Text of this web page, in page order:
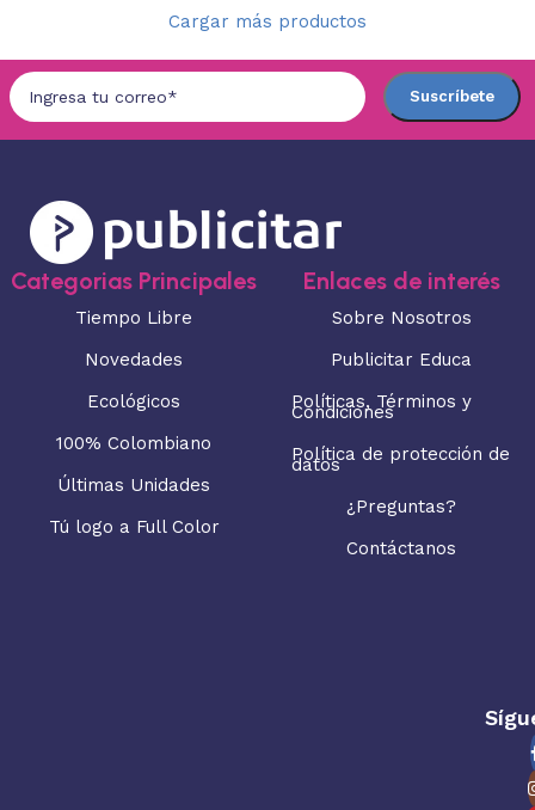
Cargar más productos
Categorias Principales
Tiempo Libre
Novedades
Ecológicos
100% Colombiano
Últimas Unidades
Tú logo a Full Color
Enlaces de interés
Sobre Nosotros
Publicitar Educa
Políticas, Términos y
Condiciones
Política de protección de
datos
¿Preguntas?
Contáctanos